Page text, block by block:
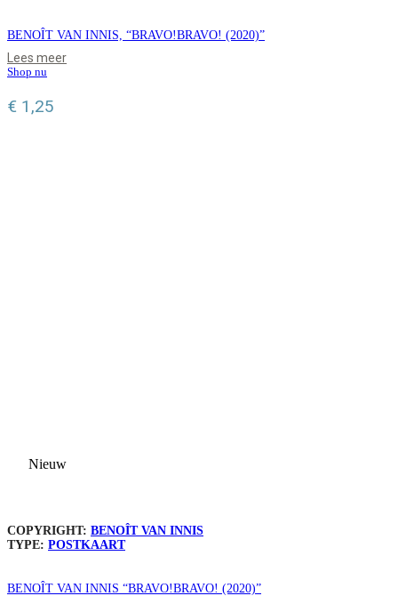
BENOÎT VAN INNIS, “BRAVO!BRAVO! (2020)”
Lees meer
Shop nu
€ 1,25
Nieuw
COPYRIGHT: BENOÎT VAN INNIS
TYPE: POSTKAART
BENOÎT VAN INNIS “BRAVO!BRAVO! (2020)”